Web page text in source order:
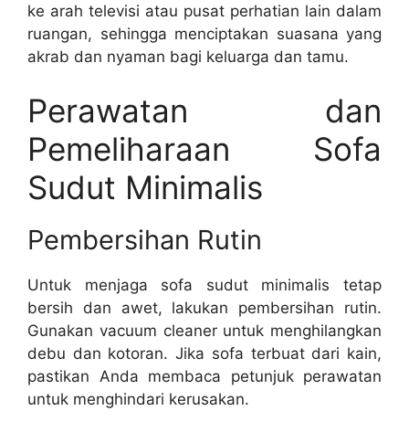
ke arah televisi atau pusat perhatian lain dalam
ruangan, sehingga menciptakan suasana yang
akrab dan nyaman bagi keluarga dan tamu.
Perawatan dan
Pemeliharaan Sofa
Sudut Minimalis
Pembersihan Rutin
Untuk menjaga sofa sudut minimalis tetap
bersih dan awet, lakukan pembersihan rutin.
Gunakan vacuum cleaner untuk menghilangkan
debu dan kotoran. Jika sofa terbuat dari kain,
pastikan Anda membaca petunjuk perawatan
untuk menghindari kerusakan.